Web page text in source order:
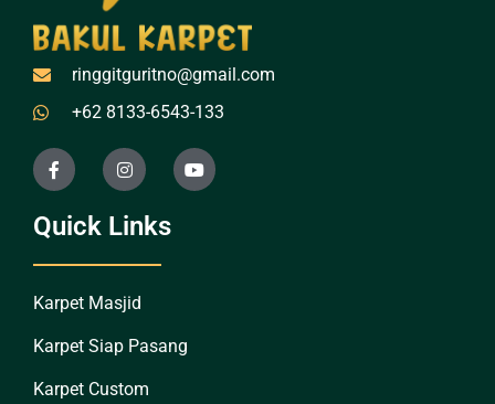
ringgitguritno@gmail.com
+62 8133-6543-133
Quick Links
Karpet Masjid
Karpet Siap Pasang
Karpet Custom